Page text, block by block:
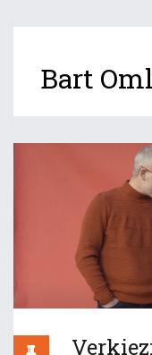
Bart